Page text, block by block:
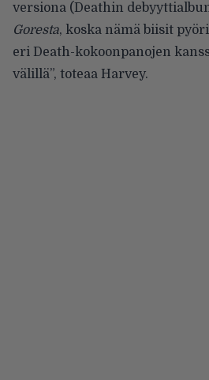
versiona (Deathin
Goresta, koska nämä biisit
eri Death-kokoonpanojen
välillä”, toteaa Harvey.